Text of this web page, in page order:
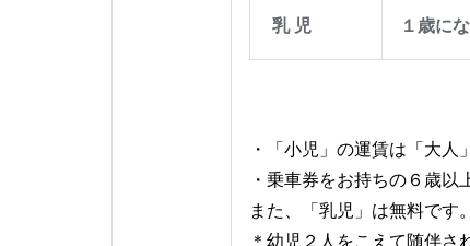
乳 児 １歳に
・「小児」の運賃は「大
・乗車券をお持ちの６歳以
また、「乳児」は無料です
＊幼児２人をこえて随伴さ